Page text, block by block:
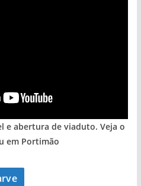
e abertura de viaduto. Veja o
em Portimão